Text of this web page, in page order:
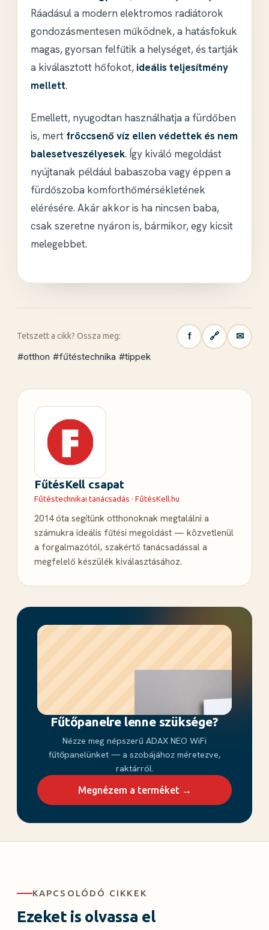
Ráadásul a modern elektromos radiátorok
gondozásmentesen működnek, a hatásfokuk
magas, gyorsan felfűtik a helységet, és tartják
a kiválasztott hőfokot, ideális teljesítmény
mellett.
Emellett, nyugodtan használhatja a fürdőben
is, mert fröccsenő víz ellen védettek és nem
balesetveszélyesek. Így kiváló megoldást
nyújtanak például babaszoba vagy éppen a
fürdőszoba komforthőmérsékletének
elérésére. Akár akkor is ha nincsen baba,
csak szeretne nyáron is, bármikor, egy kicsit
melegebbet.
Tetszett a cikk? Ossza meg: f 🔗 ✉
#otthon #fűtéstechnika #tippek
FűtésKell csapat
Fűtéstechnikai tanácsadás · FűtésKell.hu
2014 óta segítünk otthonoknak megtalálni a
számukra ideális fűtési megoldást — közvetlenül
a forgalmazótól, szakértő tanácsadással a
megfelelő készülék kiválasztásához.
Fűtőpanelre lenne szüksége?
Nézze meg népszerű ADAX NEO WiFi
fűtőpanelünket — a szobájához méretezve,
raktárról.
Megnézem a terméket →
KAPCSOLÓDÓ CIKKEK
Ezeket is olvassa el